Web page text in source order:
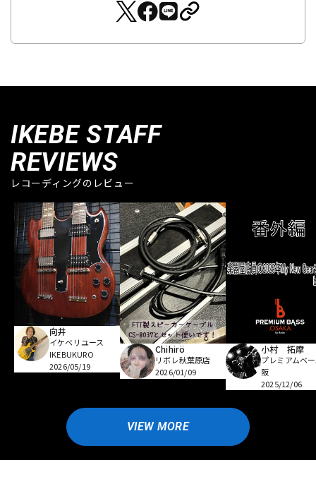
IKEBE STAFF
REVIEWS
レコーディングのレビュー
向井
イケベリユース
IKEBUKURO
2026/05/19
Chihirö
リボレ秋葉原店
2026/01/09
小村 拓摩
プレミアムベ
阪
2025/12/06
VIEW MORE